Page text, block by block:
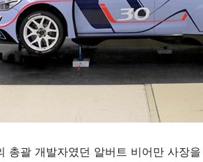
총괄 개발자였던 알버트 비어만 사장